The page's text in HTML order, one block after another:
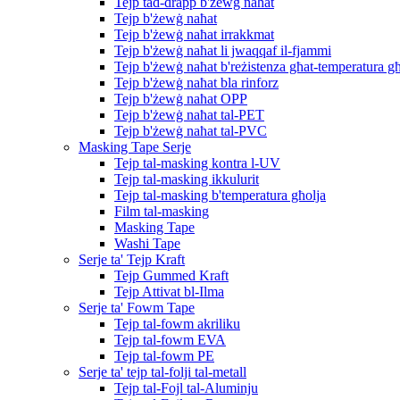
Tejp b'żewġ naħat
Tejp b'żewġ naħat irrakkmat
Tejp b'żewġ naħat li jwaqqaf il-fjammi
Tejp b'żewġ naħat b'reżistenza għat-temperatura
Tejp b'żewġ naħat bla rinforz
Tejp b'żewġ naħat OPP
Tejp b'żewġ naħat tal-PET
Tejp b'żewġ naħat tal-PVC
Masking Tape Serje
Tejp tal-masking kontra l-UV
Tejp tal-masking ikkulurit
Tejp tal-masking b'temperatura għolja
Film tal-masking
Masking Tape
Washi Tape
Serje ta' Tejp Kraft
Tejp Gummed Kraft
Tejp Attivat bl-Ilma
Serje ta' Fowm Tape
Tejp tal-fowm akriliku
Tejp tal-fowm EVA
Tejp tal-fowm PE
Serje ta' tejp tal-folji tal-metall
Tejp tal-Fojl tal-Aluminju